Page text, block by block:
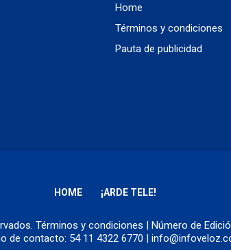
Home
Términos y condiciones
Pauta de publicidad
HOME ¡ARDE TELE!
Términos y condiciones | Número de
de contacto: 54 11 4322 6770 |